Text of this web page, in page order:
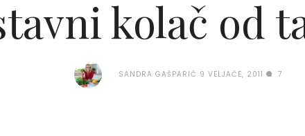
kolač od
SANDRA GAŠPARIĆ 9 VELJAČE, 2011 7